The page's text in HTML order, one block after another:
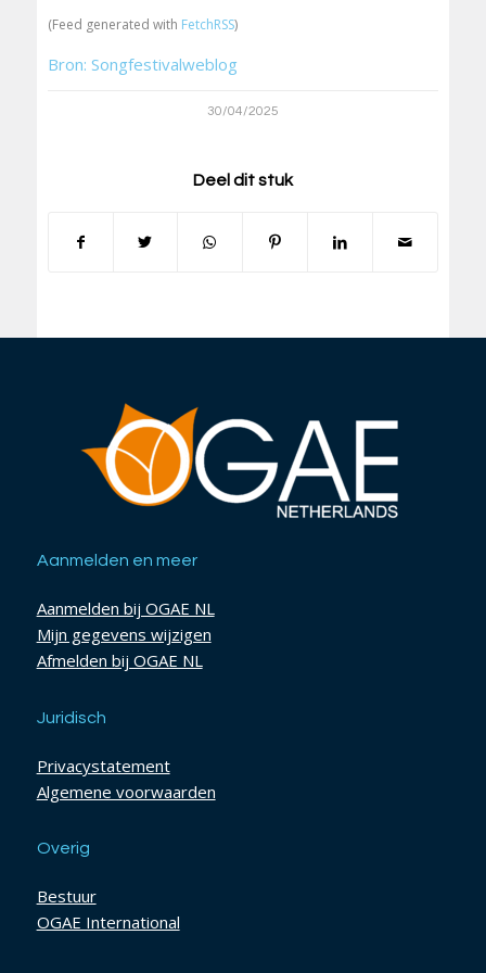
(Feed generated with FetchRSS)
Bron: Songfestivalweblog
30/04/2025
Deel dit stuk
Aanmelden en meer
Aanmelden bij OGAE NL
Mijn gegevens wijzigen
Afmelden bij OGAE NL
Juridisch
Privacystatement
Algemene voorwaarden
Overig
Bestuur
OGAE International